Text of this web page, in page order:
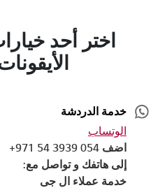
اختر أحد
خدمة الدردشة
الوتساب
اضف 054 3939 54 971+
إلى هاتفك و تواصل مع:
خدمة عملاء ال جى